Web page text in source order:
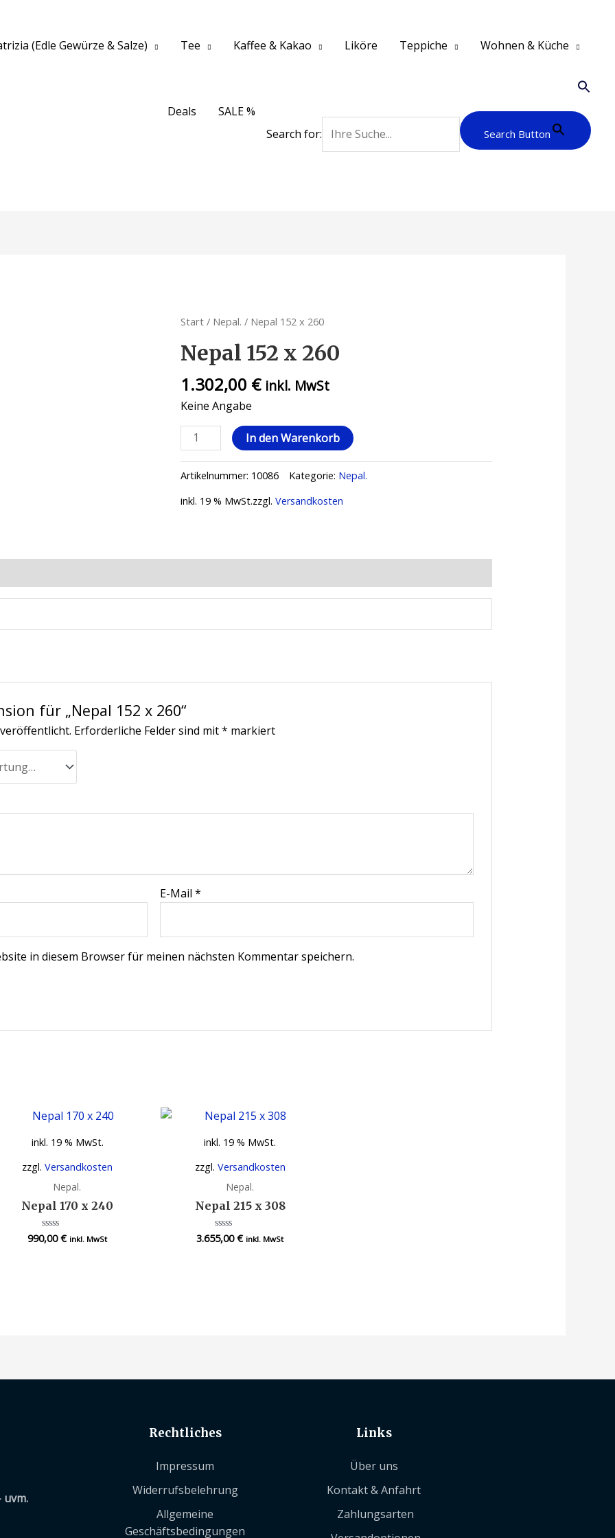
(Edle Gewürze & Salze) Tee Kaffee & Kakao Liköre Teppiche Wohnen & Küche
Deals
SALE %
Search for:
Search Button
Start / Nepal. / Nepal 152 x 260
Nepal 152 x 260
1.302,00 € inkl. MwSt
Keine Angabe
In den Warenkorb
Artikelnummer: 10086 Kategorie: Nepal.
inkl. 19 % MwSt.zzgl.Versandkosten
für „Nepal 152 x 260“
Erforderliche Felder sind mit* markiert
E-Mail*
in diesem Browser für meinen nächsten Kommentar speichern.
inkl. 19 % MwSt.
zzgl.Versandkosten
Nepal.
Nepal 170 x 240
Bewertet
mit
990,00€ inkl. MwSt
inkl. 19 % MwSt.
zzgl. Versandkosten
Nepal.
Nepal 215 x 308
Bewertet
mit
3.655,00€ inkl. MwSt
uvm.
Rechtliches
Impressum
Widerrufsbelehrung
Allgemeine
Geschäftsbedingungen
Links
Über uns
Kontakt & Anfahrt
Zahlungsarten